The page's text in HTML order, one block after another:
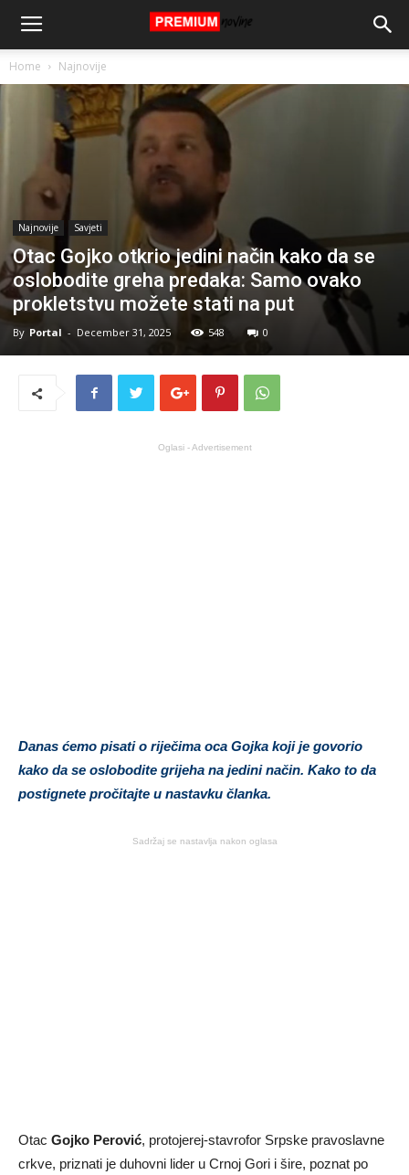
Home Najnovije
Najnovije Savjeti
Otac Gojko otkrio jedini način kako da se
oslobodite greha predaka: Samo ovako
prokletstvu možete stati na put
By Portal - December 31, 2025 548 0
Oglasi - Advertisement
Danas ćemo pisati o riječima oca Gojka koji je govorio
kako da se oslobodite grijeha na jedini način. Kako to da
postignete pročitajte u nastavku članka.
Sadržaj se nastavlja nakon oglasa
Otac Gojko Perović, protojerej-stavrofor Srpske pravoslavne
crkve, priznati je duhovni lider u Crnoj Gori i šire, poznat po